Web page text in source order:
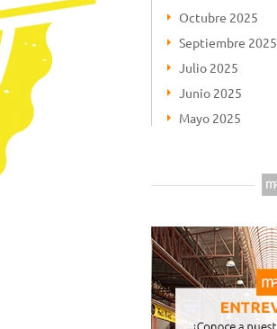
Octubre 2025
Septiembre 2025
Julio 2025
Junio 2025
Mayo 2025